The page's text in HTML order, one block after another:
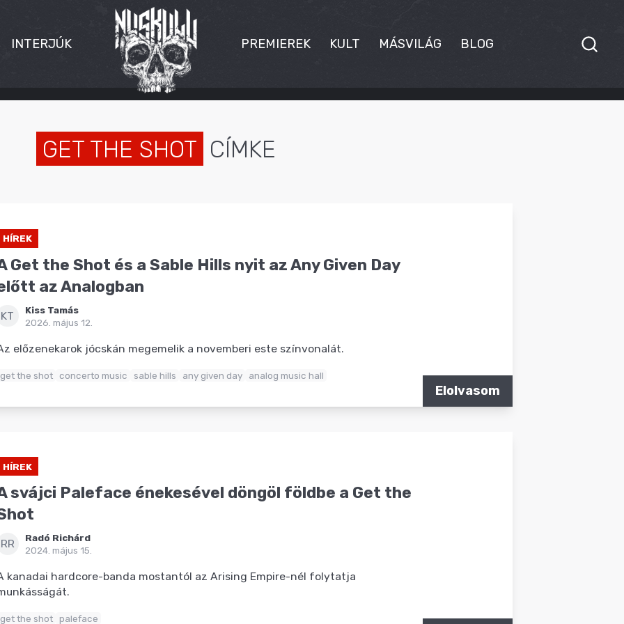
INTERJÚK PREMIEREK KULT MÁSVILÁG BLOG
GET THE SHOT CÍMKE
HÍREK
Get the Shot és a Sable Hills nyit az Any Given Day
az Analogban
KT
Kiss Tamás
2026. május 12.
előzenekarok jócskán megemelik a novemberi este színvonalát.
get the shot concerto music sable hills any given day analog music hall
Elolvasom
HÍREK
svájci Paleface énekesével döngöl földbe a Get the
RR
Radó Richárd
2024. május 15.
kanadai hardcore-banda mostantól az Arising Empire-nél folytatja
get the shot paleface